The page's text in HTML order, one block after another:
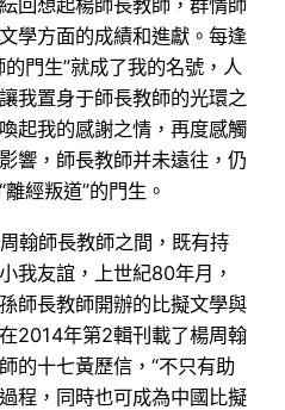
回想起楊師長教師，群情師
學方面的成績和進獻。每逢
門生”就成了我的名號，人
我置身于師長教師的光環之
起我的感謝之情，再度感觸
響，師長教師并未遠往，仍
經叛道”的門生。
翰師長教師之間，既有持
我友誼，上世紀80年月，
師長教師開辦的比擬文學與
2014年第2輯刊載了楊周翰
的十七黃歷信，“不只有助
程，同時也可成為中國比擬